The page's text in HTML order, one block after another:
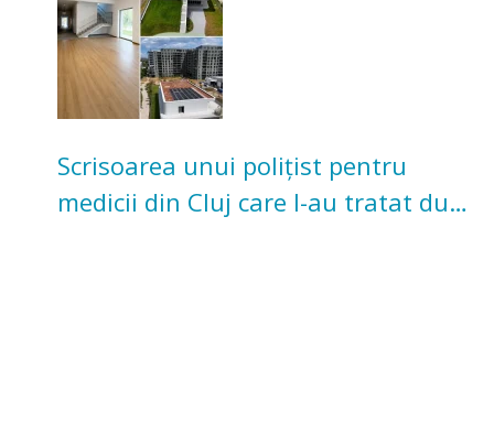
Scrisoarea unui polițist pentru
medicii din Cluj care l-au tratat după